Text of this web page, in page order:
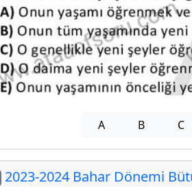
A B C
2023-2024 Bahar Dönemi